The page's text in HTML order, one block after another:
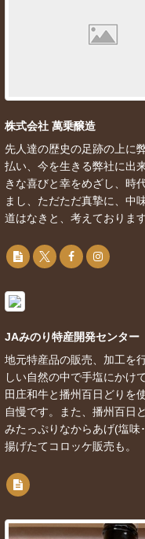
株式会社 萬乗醸造
先人達の歴史の足跡の上に
払い、今を生きる弊社に出
きな喜びと幸をめざし、時
まし、ただただ真摯に、中
道はなきと、考えております
JAみのり特産開発センター
地元特産品の販売、加工を
しい自然の中で手塩にかけ
田庄和牛と播州百日どりを
自慢です。また、播州百日
みたっぷりなからあげ(塩味
揚げたてコロッケ販売も。